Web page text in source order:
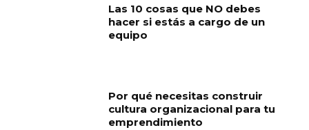
Las 10 cosas que NO debes
hacer si estás a cargo de un
equipo
Por qué necesitas construir
cultura organizacional para tu
emprendimiento